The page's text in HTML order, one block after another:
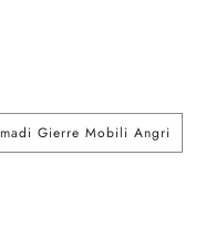
Gierre Mobili Angri